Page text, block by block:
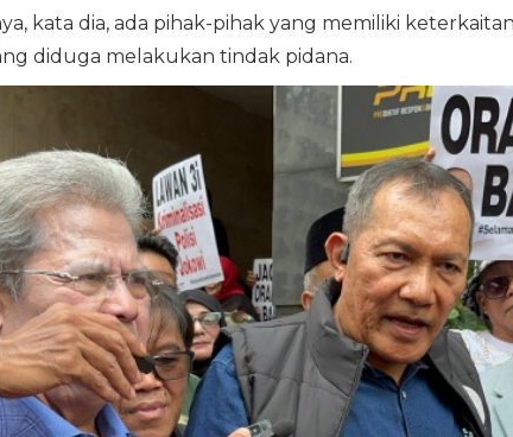
kata dia, ada pihak-pihak yang memiliki
diduga melakukan tindak pidana.